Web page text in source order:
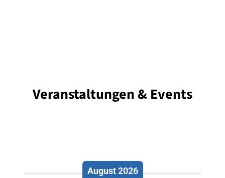
Veranstaltungen & Events
August 2026